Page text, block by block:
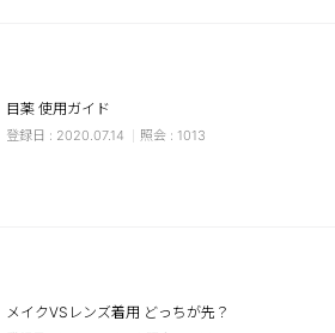
目薬 使用ガイド
2020.07.14 1013
メイクVSレンズ着用 どっちが先？